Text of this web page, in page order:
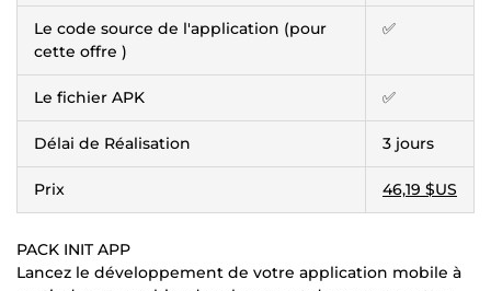
Le code source de l'application (pour
cette offre )
✅
Le fichier APK ✅
Délai de Réalisation 3 jours
Prix 46,19 $US
PACK INIT APP
Lancez le développement de votre application mobile à